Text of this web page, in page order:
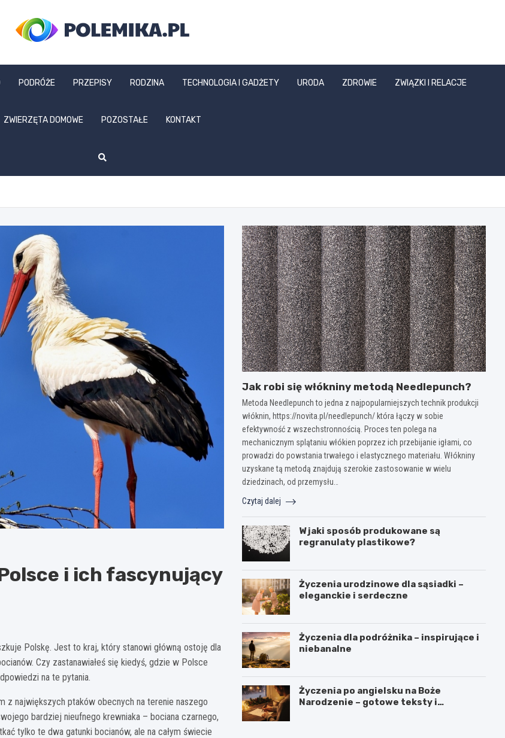
polemika.pl
PODRÓŻE PRZEPISY RODZINA TECHNOLOGIA I GADŻETY URODA ZDROWIE ZWIĄZKI I RELACJE
ZWIERZĘTA DOMOWE POZOSTAŁE KONTAKT
i ich fascynujący
Polskę. Jest to kraj, który stanowi główną ostoję dla
Czy zastanawiałeś się kiedyś, gdzie w Polsce
na te pytania.
z największych ptaków obecnych na terenie naszego
bardziej nieufnego krewniaka – bociana czarnego,
tylko te dwa gatunki bocianów, ale na całym świecie
Jak robi się włókniny metodą Needlepunch?
Metoda Needlepunch to jedna z najpopularniejszych technik produkcji
włóknin, https://novita.pl/needlepunch/ która łączy w sobie
efektywność z wszechstronnością. Proces ten polega na
mechanicznym splątaniu włókien poprzez ich przebijanie igłami, co
prowadzi do powstania trwałego i elastycznego materiału. Włókniny
uzyskane tą metodą znajdują szerokie zastosowanie w wielu
dziedzinach, od przemysłu…
Czytaj dalej
W jaki sposób produkowane są
regranulaty plastikowe?
Życzenia urodzinowe dla sąsiadki –
eleganckie i serdeczne
Życzenia dla podróżnika – inspirujące i
niebanalne
Życzenia po angielsku na Boże
Narodzenie – gotowe teksty i